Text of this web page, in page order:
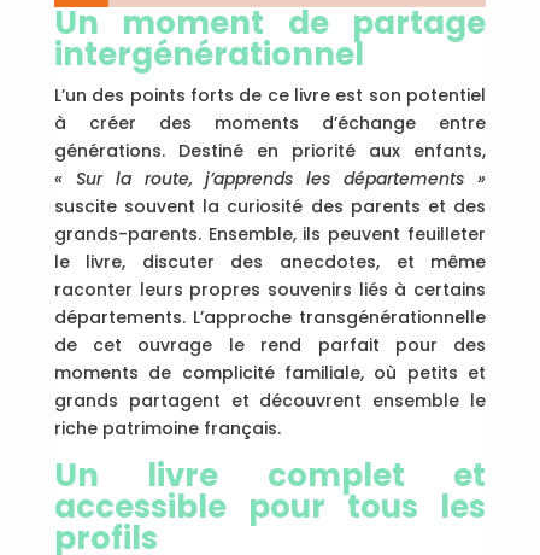
Un moment de partage
intergénérationnel
L’un des points forts de ce livre est son potentiel
à créer des moments d’échange entre
générations. Destiné en priorité aux enfants,
« Sur la route, j’apprends les départements »
suscite souvent la curiosité des parents et des
grands-parents. Ensemble, ils peuvent feuilleter
le livre, discuter des anecdotes, et même
raconter leurs propres souvenirs liés à certains
départements. L’approche transgénérationnelle
de cet ouvrage le rend parfait pour des
moments de complicité familiale, où petits et
grands partagent et découvrent ensemble le
riche patrimoine français.
Un livre complet et
accessible pour tous les
profils